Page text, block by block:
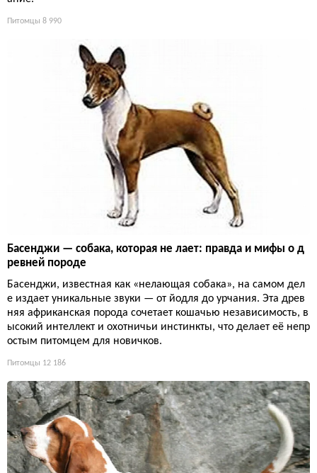
Питомцы 8 990
Басенджи — собака, которая не лает: правда и мифы о д
ревней породе
Басенджи, известная как «нелающая собака», на самом дел
е издает уникальные звуки — от йодля до урчания. Эта древ
няя африканская порода сочетает кошачью независимость, в
ысокий интеллект и охотничьи инстинкты, что делает её непр
остым питомцем для новичков.
Питомцы 12 186